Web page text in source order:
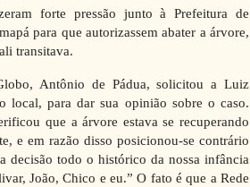
forte pressão junto à Prefeitura de
para que autorizassem abater a árvore,
transitava.
Antônio de Pádua, solicitou a Luiz
local, para dar sua opinião sobre o caso.
que a árvore estava se recuperando
e em razão disso posicionou-se contrário
decisão todo o histórico da nossa infância
João, Chico e eu.” O fato é que a Rede